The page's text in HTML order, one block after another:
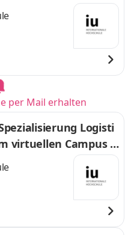
per Mail erhalten
Logisti
virtuellen Campus -